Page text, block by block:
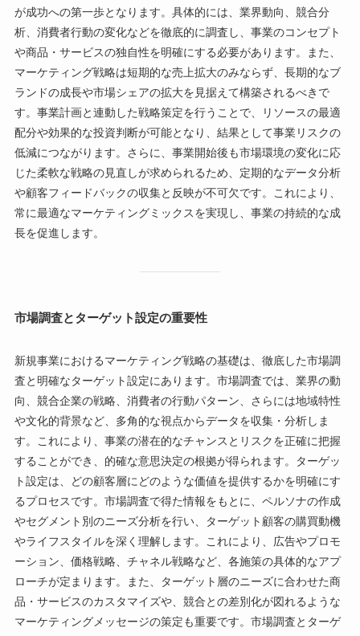
が成功への第一歩となります。具体的には、業界動向、競合分
析、消費者行動の変化などを徹底的に調査し、事業のコンセプト
や商品・サービスの独自性を明確にする必要があります。また、
マーケティング戦略は短期的な売上拡大のみならず、長期的なブ
ランドの成長や市場シェアの拡大を見据えて構築されるべきで
す。事業計画と連動した戦略策定を行うことで、リソースの最適
配分や効果的な投資判断が可能となり、結果として事業リスクの
低減につながります。さらに、事業開始後も市場環境の変化に応
じた柔軟な戦略の見直しが求められるため、定期的なデータ分析
や顧客フィードバックの収集と反映が不可欠です。これにより、
常に最適なマーケティングミックスを実現し、事業の持続的な成
長を促進します。
市場調査とターゲット設定の重要性
新規事業におけるマーケティング戦略の基礎は、徹底した市場調
査と明確なターゲット設定にあります。市場調査では、業界の動
向、競合企業の戦略、消費者の行動パターン、さらには地域特性
や文化的背景など、多角的な視点からデータを収集・分析しま
す。これにより、事業の潜在的なチャンスとリスクを正確に把握
することができ、的確な意思決定の根拠が得られます。ターゲッ
ト設定は、どの顧客層にどのような価値を提供するかを明確にす
るプロセスです。市場調査で得た情報をもとに、ペルソナの作成
やセグメント別のニーズ分析を行い、ターゲット顧客の購買動機
やライフスタイルを深く理解します。これにより、広告やプロモ
ーション、価格戦略、チャネル戦略など、各施策の具体的なアプ
ローチが定まります。また、ターゲット層のニーズに合わせた商
品・サービスのカスタマイズや、競合との差別化が図れるような
マーケティングメッセージの策定も重要です。市場調査とターゲ